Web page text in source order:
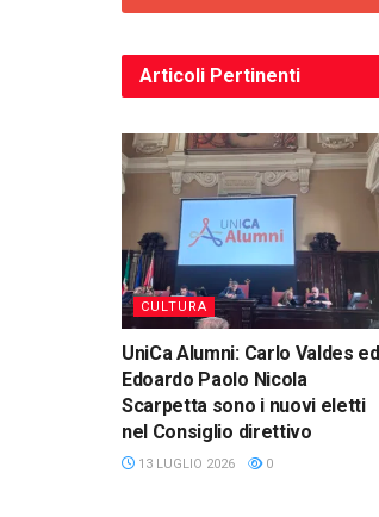
Articoli Pertinenti
CULTURA
UniCa Alumni: Carlo Valdes ed
Edoardo Paolo Nicola
Scarpetta sono i nuovi eletti
nel Consiglio direttivo
13 LUGLIO 2026 0